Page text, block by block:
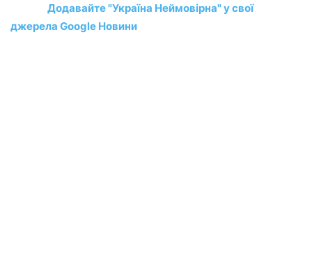
Додавайте "Україна Неймовірна" у свої
джерела Google Новини